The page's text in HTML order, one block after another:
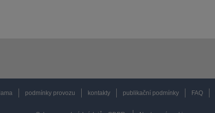
podmínky provozu kontakty publikační podmínky FAQ